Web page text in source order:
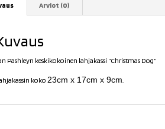
Arviot (0)
Pashleyn keskikokoinen lahjakassi ”Christmas Dog”
koko 23cm x 17cm x 9cm.